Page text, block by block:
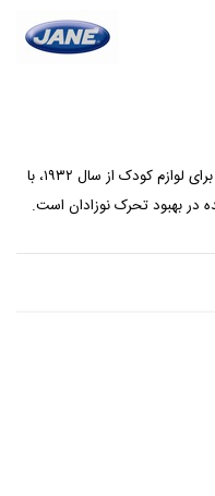
یک نام تجاری اسپانیایی شناخته شده برای لوازم کودک از سال ۱۹۳۲، با
بهبود تحرک نوزادان است.